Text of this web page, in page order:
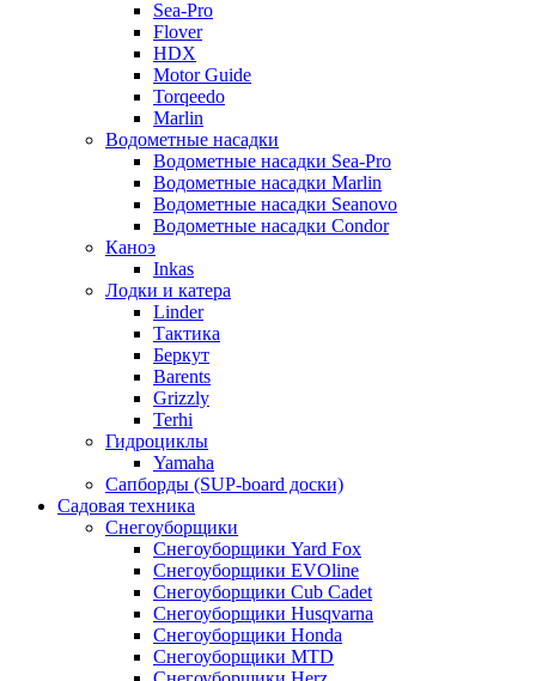
Sea-Pro
Flover
HDX
Motor Guide
Torqeedo
Marlin
Водометные насадки
Водометные насадки Sea-Pro
Водометные насадки Marlin
Водометные насадки Seanovo
Водометные насадки Condor
Каноэ
Inkas
Лодки и катера
Linder
Тактика
Беркут
Barents
Grizzly
Terhi
Гидроциклы
Yamaha
Сапборды (SUP-board доски)
Садовая техника
Снегоуборщики
Снегоуборщики Yard Fox
Снегоуборщики EVOline
Снегоуборщики Cub Cadet
Снегоуборщики Husqvarna
Снегоуборщики Honda
Снегоуборщики MTD